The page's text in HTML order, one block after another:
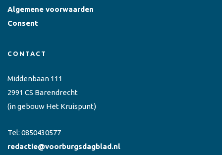
Algemene voorwaarden
Consent
CONTACT
Middenbaan 111
2991 CS Barendrecht
(in gebouw Het Kruispunt)
Tel: 0850430577
redactie@voorburgsdagblad.nl